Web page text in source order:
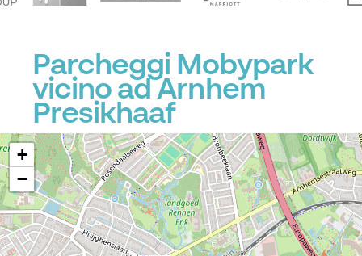
Parcheggi Mobypark
vicino ad Arnhem
Presikhaaf
+
−